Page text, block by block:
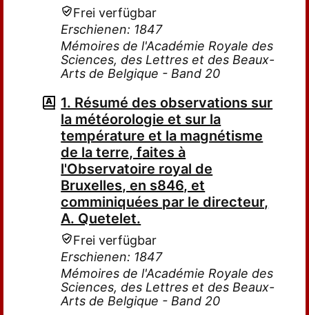
Frei verfügbar
Erschienen: 1847
Mémoires de l'Académie Royale des
Sciences, des Lettres et des Beaux-
Arts de Belgique - Band 20
1. Résumé des observations sur
la météorologie et sur la
température et la magnétisme
de la terre, faites à
l'Observatoire royal de
Bruxelles, en s846, et
comminiquées par le directeur,
A. Quetelet.
Frei verfügbar
Erschienen: 1847
Mémoires de l'Académie Royale des
Sciences, des Lettres et des Beaux-
Arts de Belgique - Band 20